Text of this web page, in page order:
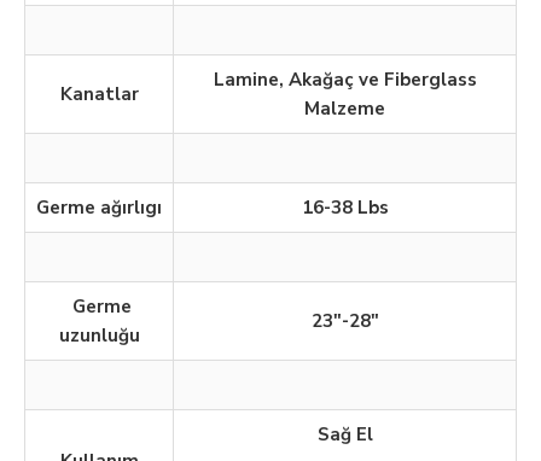
Kanatlar
Lamine, Akağaç ve Fiberglass
Malzeme
Germe ağırlıgı 16-38 Lbs
Germe
uzunluğu
23"-28"
Sağ El